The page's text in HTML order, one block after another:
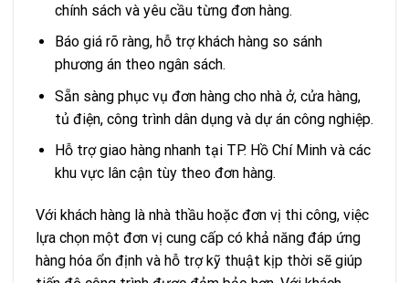
chính sách và yêu cầu từng đơn hàng.
Báo giá rõ ràng, hỗ trợ khách hàng so sánh
phương án theo ngân sách.
Sẵn sàng phục vụ đơn hàng cho nhà ở, cửa hàng,
tủ điện, công trình dân dụng và dự án công nghiệp.
Hỗ trợ giao hàng nhanh tại TP. Hồ Chí Minh và các
khu vực lân cận tùy theo đơn hàng.
Với khách hàng là nhà thầu hoặc đơn vị thi công, việc
lựa chọn một đơn vị cung cấp có khả năng đáp ứng
hàng hóa ổn định và hỗ trợ kỹ thuật kịp thời sẽ giúp